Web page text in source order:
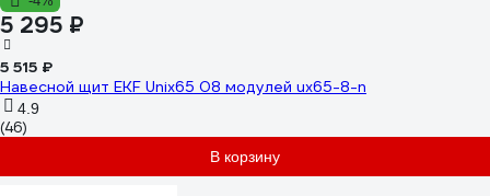
5 295 ₽
5 515 ₽
Навесной щит EKF Unix65 08 модулей ux65-8-n
4.9
(46)
В корзину